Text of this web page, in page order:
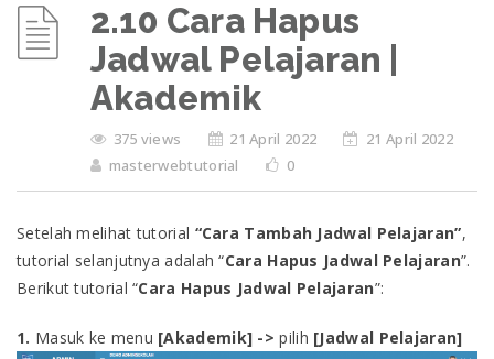
2.10 Cara Hapus
Jadwal Pelajaran |
Akademik
375 views 21 April 2022
21 April 2022
masterwebtutorial
0
Setelah melihat tutorial “Cara Tambah Jadwal Pelajaran”,
tutorial selanjutnya adalah “Cara Hapus Jadwal Pelajaran”.
Berikut tutorial “Cara Hapus Jadwal Pelajaran”:
1. Masuk ke menu [Akademik] ->pilih [Jadwal Pelajaran]